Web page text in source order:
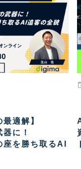
適解】
に！
を勝ち取るAI